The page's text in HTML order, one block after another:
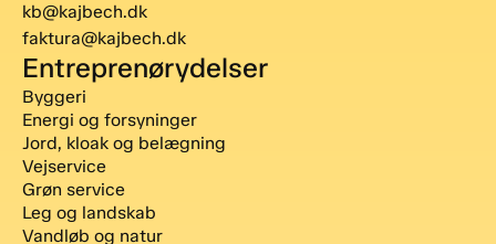
kb@kajbech.dk
faktura@kajbech.dk
Entreprenørydelser
Byggeri
Energi og forsyninger
Jord, kloak og belægning
Vejservice
Grøn service
Leg og landskab
Vandløb og natur